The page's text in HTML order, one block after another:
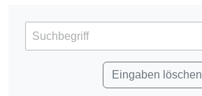
Eingaben löschen